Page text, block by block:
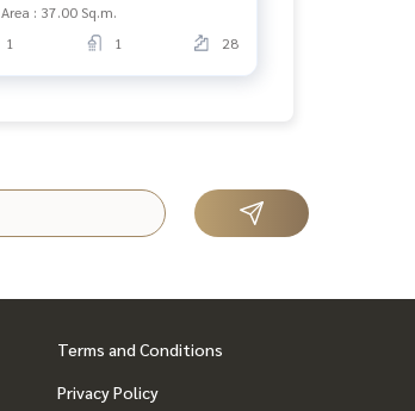
Area : 37.00 Sq.m.
1
1 28
Terms and Conditions
Privacy Policy